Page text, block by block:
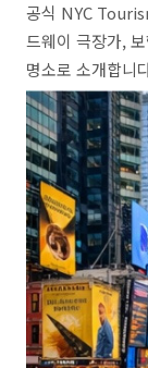
공식 NYC
드웨이 극장가,
명소로 소개합니